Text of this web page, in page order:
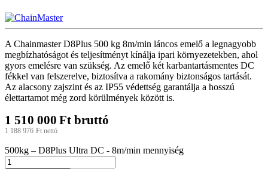
A Chainmaster D8Plus 500 kg 8m/min láncos emelő a legnagyobb
megbízhatóságot és teljesítményt kínálja ipari környezetekben, ahol
gyors emelésre van szükség. Az emelő két karbantartásmentes DC
fékkel van felszerelve, biztosítva a rakomány biztonságos tartását.
Az alacsony zajszint és az IP55 védettség garantálja a hosszú
élettartamot még zord körülmények között is.
1 510 000 Ft bruttó
1 188 976 Ft nettó
500kg – D8Plus Ultra DC - 8m/min mennyiség